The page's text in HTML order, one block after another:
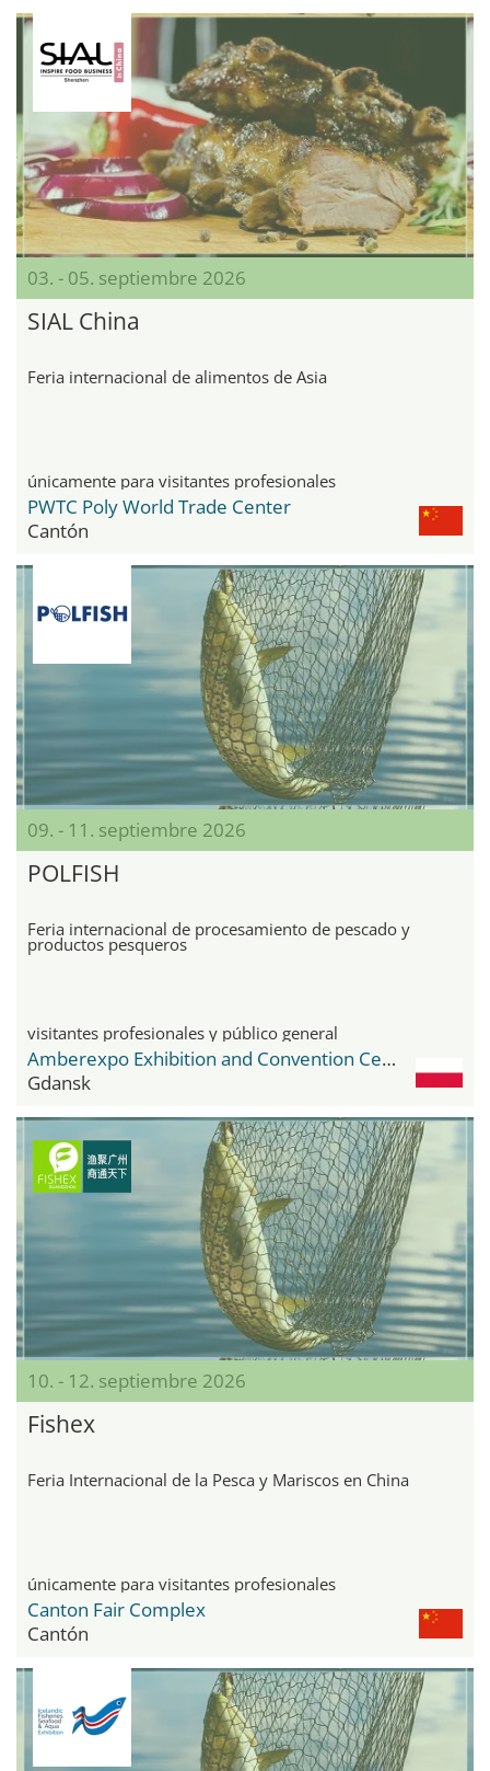
03. - 05. septiembre 2026
SIAL China
Feria internacional de alimentos de Asia
únicamente para visitantes profesionales
PWTC Poly World Trade Center
Cantón
09. - 11. septiembre 2026
POLFISH
Feria internacional de procesamiento de pescado y
productos pesqueros
visitantes profesionales y público general
Amberexpo Exhibition and Convention Centre
Gdansk
10. - 12. septiembre 2026
Fishex
Feria Internacional de la Pesca y Mariscos en China
únicamente para visitantes profesionales
Canton Fair Complex
Cantón